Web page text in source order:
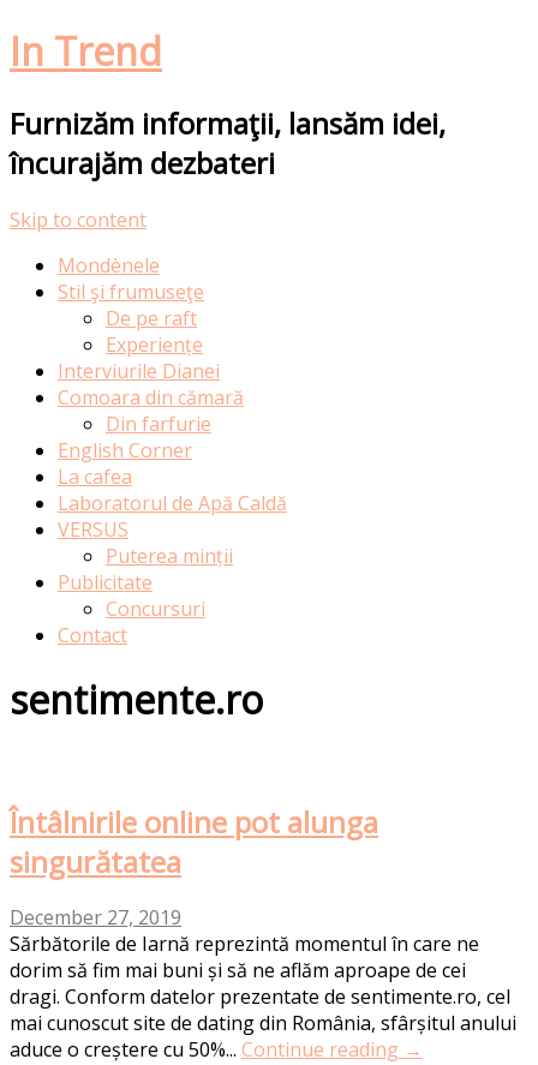
In Trend
Furnizăm informaţii, lansăm idei,
încurajăm dezbateri
Skip to content
Mondènele
Stil şi frumuseţe
De pe raft
Experiențe
Interviurile Dianei
Comoara din cămară
Din farfurie
English Corner
La cafea
Laboratorul de Apă Caldă
VERSUS
Puterea minții
Publicitate
Concursuri
Contact
sentimente.ro
Întâlnirile online pot alunga
singurătatea
December 27, 2019
Sărbătorile de Iarnă reprezintă momentul în care ne
dorim să fim mai buni și să ne aflăm aproape de cei
dragi. Conform datelor prezentate de sentimente.ro, cel
mai cunoscut site de dating din România, sfârșitul anului
aduce o creștere cu 50%... Continue reading →